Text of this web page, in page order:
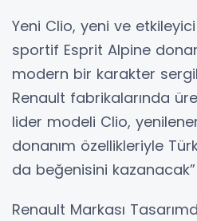
Yeni Clio, yeni ve
sportif Esprit Alpine
modern bir karakter
Renault fabrikalarında
lider modeli Clio,
donanım özellikleriyle
da beğenisini
Renault Markası